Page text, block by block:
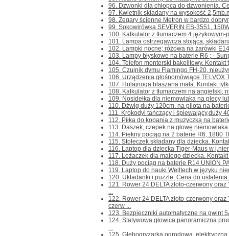
96. Dzwonki dla chłopca do dzwonienia.
97. Kwietnik składany na wysokość
98. Zegary ścienne Metron w bardzo
99. Sokowirówka SEVERIN ES-3551,
100. Kalkulator z tłumaczem 4
101. Lampa ostrzegawcza stojąca,
102. Lampki nocne; różowa na żarówki
103. Lampy błyskowe na baterie R6 ; -
104. Telefon monterski bakelitowy. Kontakt
105. Czujnik dymu Flamingo FH-20,
106. Urządzenia głośnomówiące TELVOX
107. Hulajnoga blaszana mała. Kontakt
108. Kalkulator z tłumaczem na angielski,
109. Nosidełka dla niemowlaka na plecy
110. Dżwig duży 120cm. na pilota na
111. Krokodyl tańczący i śpiewający,duży
112. Piłka do kopania z muzyczką na
113. Daszek, czepek na głowę
114. Piękny pociąg na 2 baterie R6, 1880
115. Stołeczek składany dla dziecka.
116. Laptop dla dziecka Tiger-Maus w
117. Leżaczek dla małego dziecka.
118. Duży pociąg na baterie R14 UNION
119. Laptop do nauki Welltech w języku
120. Układanki i puzzle. Cena do
121. Rower 24 DELTA złoto-czerwony
...
122. Rower 24 DELTA złoto-czerwony
czerw ...
123. Bezpieczniki automatyczne na gwint
124. Statywowa głowica panoramiczna
...
125. Glebogryzarka ogrodowa,